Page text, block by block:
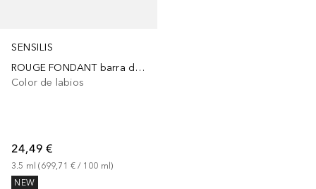
SENSILIS
ROUGE FONDANT barra de labios
Color de labios
24,49 €
3.5 ml (699,71 € / 100 ml)
NEW